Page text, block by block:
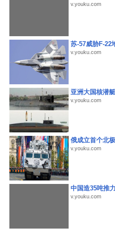
v.youku.com
苏-57威胁F-22
v.youku.com
亚洲大国核潜
v.youku.com
俄成立首个北
v.youku.com
中国造35吨推
v.youku.com